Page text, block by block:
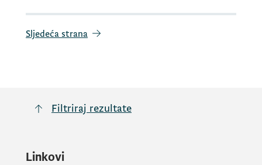
Sljedeća strana
Filtriraj rezultate
Linkovi